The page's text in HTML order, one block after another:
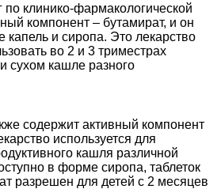
по клинико-фармакологической
компонент – бутамират, и он
капель и сиропа. Это лекарство
во 2 и 3 триместрах
сухом кашле разного
содержит активный компонент
используется для
кашля различной
в форме сиропа, таблеток
разрешен для детей с 2 месяцев